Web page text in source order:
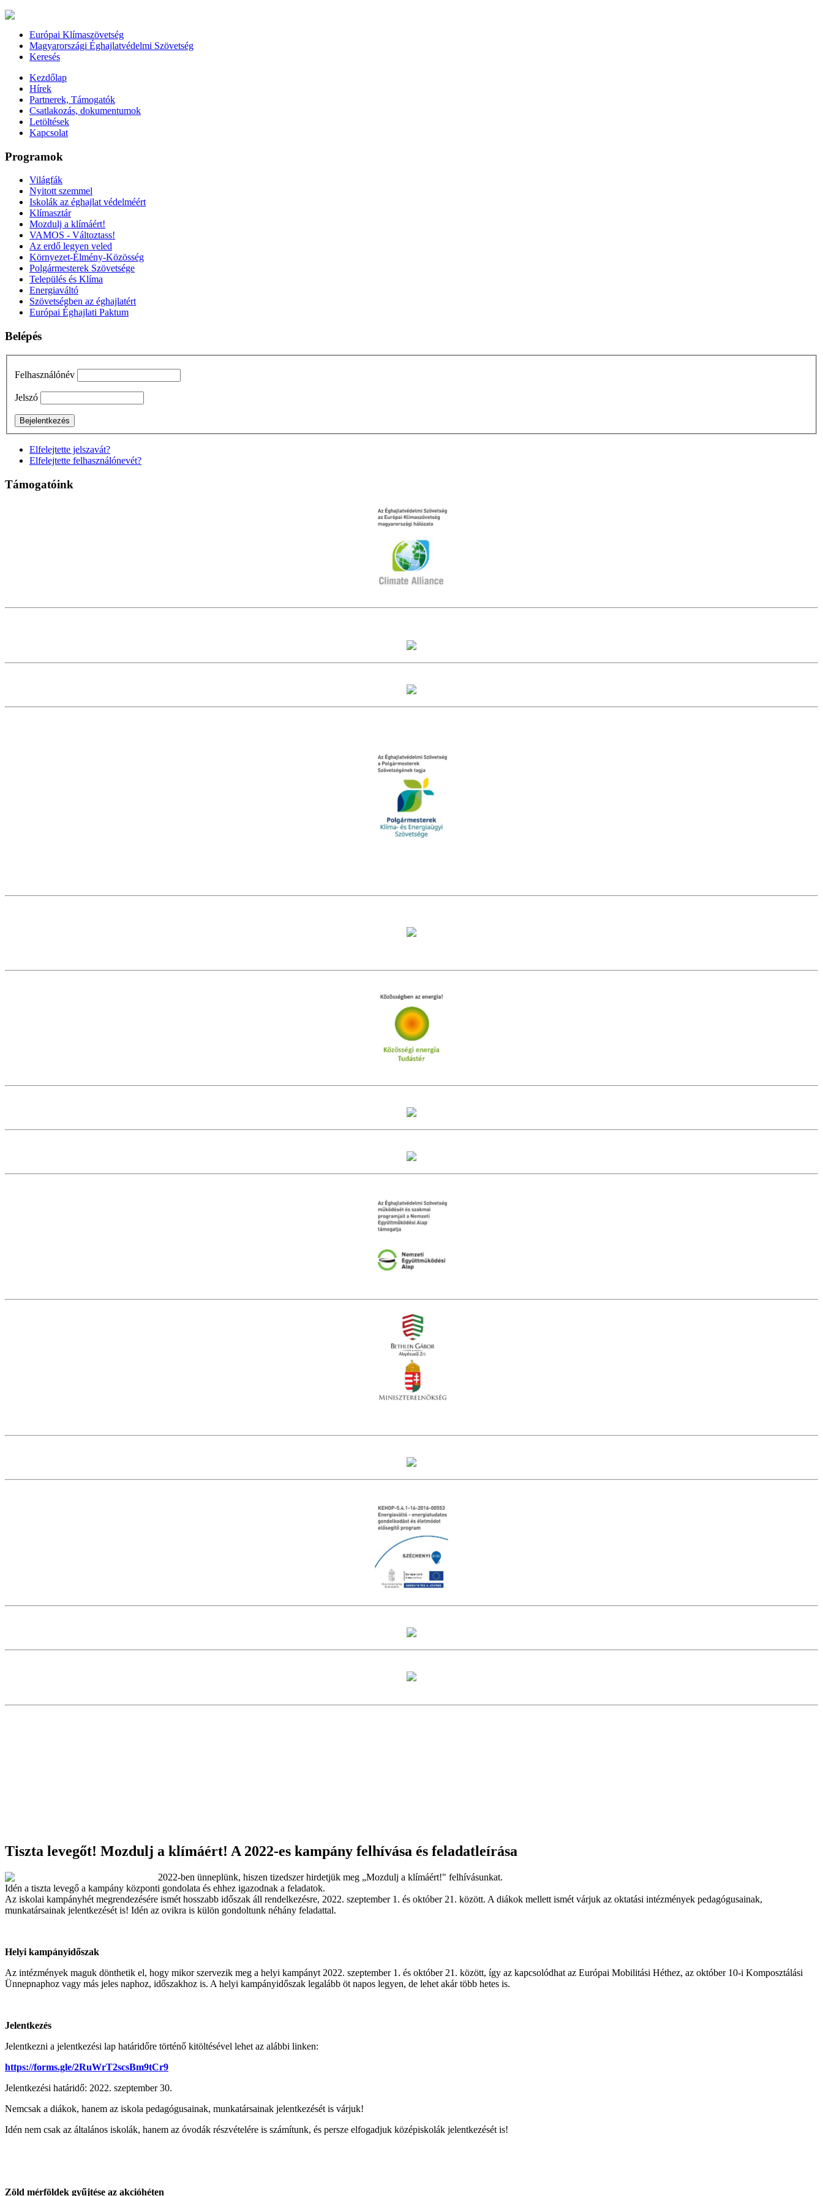
Európai Klímaszövetség
Magyarországi Éghajlatvédelmi Szövetség
Keresés
Kezdőlap
Hírek
Partnerek, Támogatók
Csatlakozás, dokumentumok
Letöltések
Kapcsolat
Programok
Világfák
Nyitott szemmel
Iskolák az éghajlat védelméért
Klímasztár
Mozdulj a klímáért!
VAMOS - Változtass!
Az erdő legyen veled
Környezet-Élmény-Közösség
Polgármesterek Szövetsége
Település és Klíma
Energiaváltó
Szövetségben az éghajlatért
Európai Éghajlati Paktum
Belépés
Felhasználónév
Jelszó
Elfelejtette jelszavát?
Elfelejtette felhasználónevét?
Támogatóink
Tiszta levegőt! Mozdulj a klímáért! A 2022-es kampány felhívása és feladatleírása
2022-ben ünneplünk, hiszen tizedszer hirdetjük meg „Mozdulj a klímáért!" felhívásunkat.
Idén a tiszta levegő a kampány központi gondolata és ehhez igazodnak a feladatok.
Az iskolai kampányhét megrendezésére ismét hosszabb időszak áll rendelkezésre, 2022. szeptember 1. és október 21. között. A diákok mellett ismét várjuk az oktatási intézmények pedagógusainak,
munkatársainak jelentkezését is! Idén az ovikra is külön gondoltunk néhány feladattal.
Helyi kampányidőszak
Az intézmények maguk dönthetik el, hogy mikor szervezik meg a helyi kampányt 2022. szeptember 1. és október 21. között, így az kapcsolódhat az Európai Mobilitási Héthez, az október 10-i Komposztálási
Ünnepnaphoz vagy más jeles naphoz, időszakhoz is. A helyi kampányidőszak legalább öt napos legyen, de lehet akár több hetes is.
Jelentkezés
Jelentkezni a jelentkezési lap határidőre történő kitöltésével lehet az alábbi linken:
https://forms.gle/2RuWrT2scsBm9tCr9
Jelentkezési határidő: 2022. szeptember 30.
Nemcsak a diákok, hanem az iskola pedagógusainak, munkatársainak jelentkezését is várjuk!
Idén nem csak az általános iskolák, hanem az óvodák részvételére is számítunk, és persze elfogadjuk középiskolák jelentkezését is!
Zöld mérföldek gyűjtése az akcióhéten